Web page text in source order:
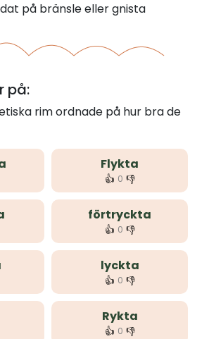
på bränsle eller gnista
på:
rim ordnade på hur bra de
Flykta
👍 0 👎
förtryckta
👍 0 👎
lyckta
👍 0 👎
Rykta
👍 0 👎